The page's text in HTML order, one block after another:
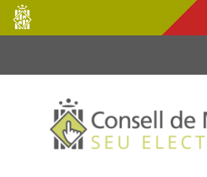
Saltar al contenido principal
Consell
de
Mallorca